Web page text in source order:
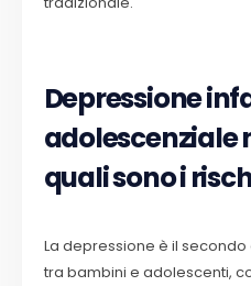
Depressione
adolescenziale
quali sono i
La depressione è il
tra bambini e adolescenti,